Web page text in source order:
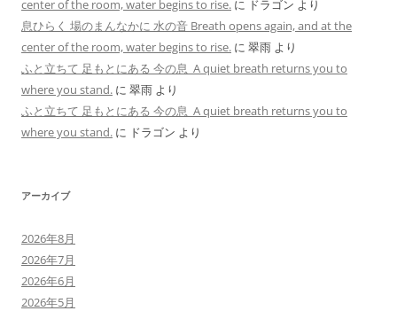
center of the room, water begins to rise. に ドラゴン より
息ひらく 場のまんなかに 水の音 Breath opens again, and at the
center of the room, water begins to rise. に 翠雨 より
ふと立ちて 足もとにある 今の息 A quiet breath returns you to
where you stand. に 翠雨 より
ふと立ちて 足もとにある 今の息 A quiet breath returns you to
where you stand. に ドラゴン より
アーカイブ
2026年8月
2026年7月
2026年6月
2026年5月